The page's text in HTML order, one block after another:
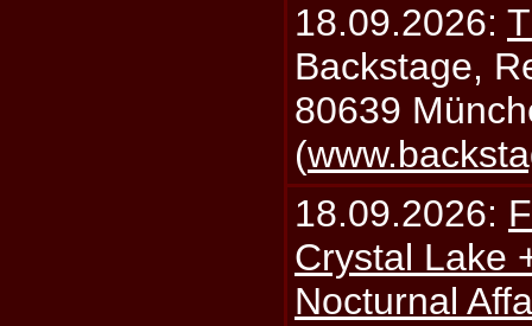
18.09.2026:
Backstage,
80639
(
18.09.2026:
Crystal Lake
Nocturnal